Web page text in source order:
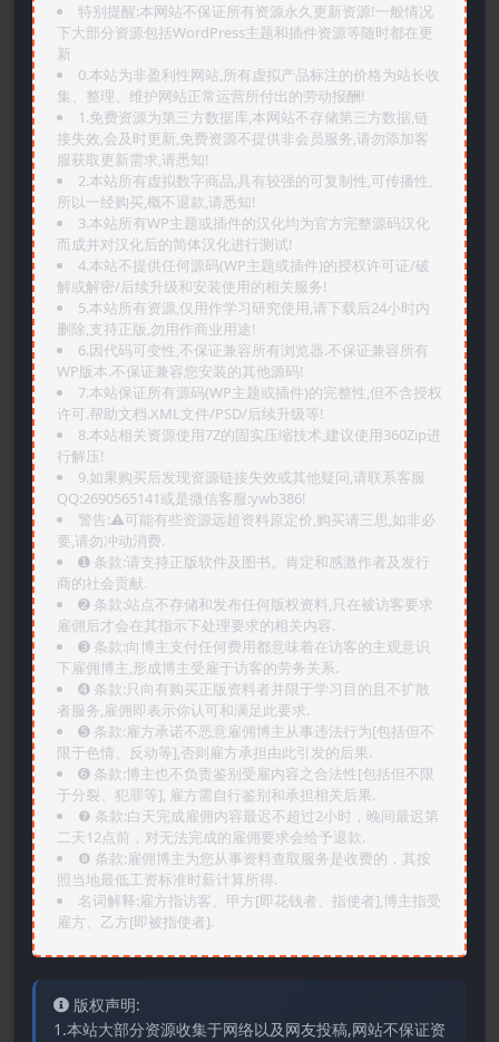
特别提醒:本网站不保证所有资源永久更新资源!一般情况
下大部分资源包括WordPress主题和插件资源等随时都在更
新
0.本站为非盈利性网站,所有虚拟产品标注的价格为站长收
集、整理、维护网站正常运营所付出的劳动报酬!
1.免费资源为第三方数据库,本网站不存储第三方数据,链
接失效,会及时更新,免费资源不提供非会员服务,请勿添加客
服获取更新需求,请悉知!
2.本站所有虚拟数字商品,具有较强的可复制性,可传播性,
所以一经购买,概不退款,请悉知!
3.本站所有WP主题或插件的汉化均为官方完整源码汉化
而成并对汉化后的简体汉化进行测试!
4.本站不提供任何源码(WP主题或插件)的授权许可证/破
解或解密/后续升级和安装使用的相关服务!
5.本站所有资源,仅用作学习研究使用,请下载后24小时内
删除,支持正版,勿用作商业用途!
6.因代码可变性,不保证兼容所有浏览器.不保证兼容所有
WP版本.不保证兼容您安装的其他源码!
7.本站保证所有源码(WP主题或插件)的完整性,但不含授权
许可.帮助文档.XML文件/PSD/后续升级等!
8.本站相关资源使用7Z的固实压缩技术,建议使用360Zip进
行解压!
9.如果购买后发现资源链接失效或其他疑问,请联系客服
QQ:2690565141或是微信客服:ywb386!
警告:⚠️可能有些资源远超资料原定价,购买请三思,如非必
要,请勿冲动消费.
➊️ 条款:请支持正版软件及图书。肯定和感激作者及发行
商的社会贡献.
➋️ 条款:站点不存储和发布任何版权资料,只在被访客要求
雇佣后才会在其指示下处理要求的相关内容.
➌️ 条款:向博主支付任何费用都意味着在访客的主观意识
下雇佣博主,形成博主受雇于访客的劳务关系.
➍️ 条款:只向有购买正版资料者并限于学习目的且不扩散
者服务,雇佣即表示你认可和满足此要求.
➎ 条款:雇方承诺不恶意雇佣博主从事违法行为[包括但不
限于色情、反动等],否则雇方承担由此引发的后果.
➏️ 条款:博主也不负责鉴别受雇内容之合法性[包括但不限
于分裂、犯罪等], 雇方需自行鉴别和承担相关后果.
❼ 条款:白天完成雇佣内容最迟不超过2小时，晚间最迟第
二天12点前，对无法完成的雇佣要求会给予退款.
❽ 条款:雇佣博主为您从事资料查取服务是收费的，其按
照当地最低工资标准时薪计算所得.
名词解释:雇方指访客、甲方[即花钱者、指使者],博主指受
雇方、乙方[即被指使者].
版权声明:
1.本站大部分资源收集于网络以及网友投稿,网站不保证资